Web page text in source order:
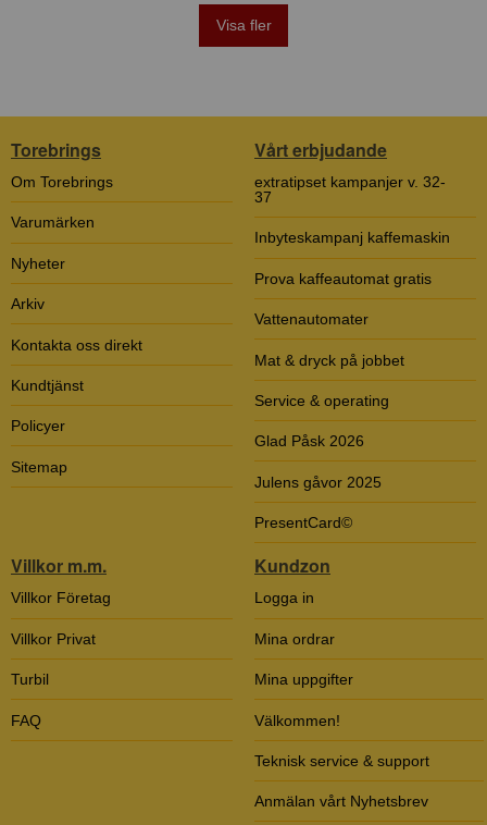
Visa fler
Torebrings
Om Torebrings
Varumärken
Nyheter
Arkiv
Kontakta oss direkt
Kundtjänst
Policyer
Sitemap
Vårt erbjudande
extratipset kampanjer v. 32-
37
Inbyteskampanj kaffemaskin
Prova kaffeautomat gratis
Vattenautomater
Mat & dryck på jobbet
Service & operating
Glad Påsk 2026
Julens gåvor 2025
PresentCard©
Villkor m.m.
Villkor Företag
Villkor Privat
Turbil
FAQ
Kundzon
Logga in
Mina ordrar
Mina uppgifter
Välkommen!
Teknisk service & support
Anmälan vårt Nyhetsbrev